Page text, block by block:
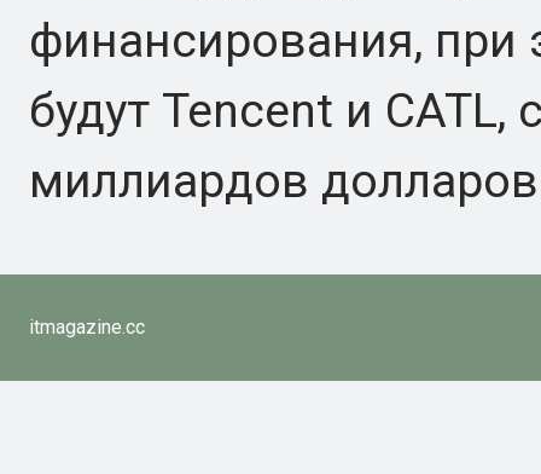
финансирования, при
будут Tencent и CATL,
миллиардов
itmagazine.cc